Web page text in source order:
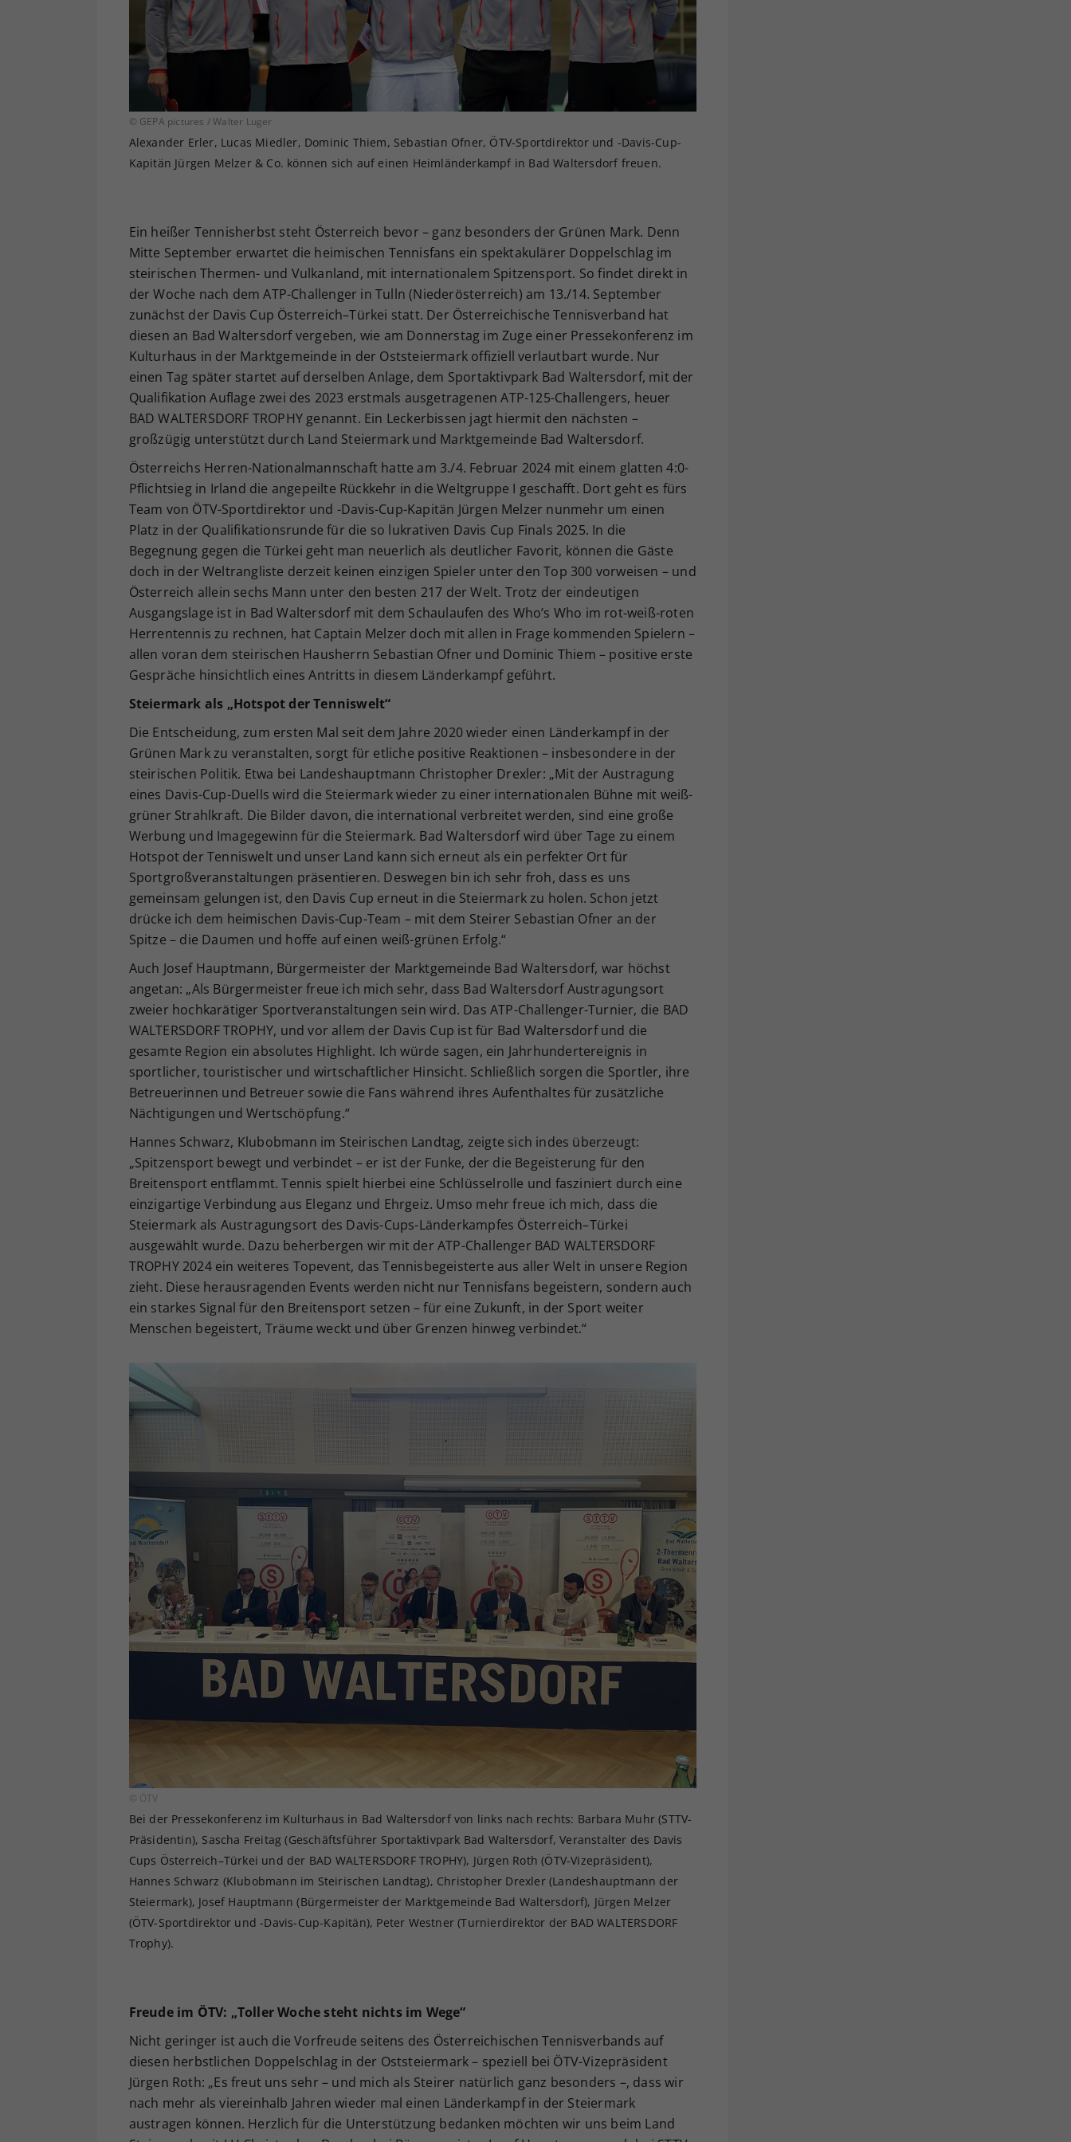
© GEPA pictures / Walter Luger
Alexander Erler, Lucas Miedler, Dominic Thiem, Sebastian Ofner, ÖTV-Sportdirektor und -Davis-Cup-
Kapitän Jürgen Melzer & Co. können sich auf einen Heimländerkampf in Bad Waltersdorf freuen.
Ein heißer Tennisherbst steht Österreich bevor – ganz besonders der Grünen Mark. Denn
Mitte September erwartet die heimischen Tennisfans ein spektakulärer Doppelschlag im
steirischen Thermen- und Vulkanland, mit internationalem Spitzensport. So findet direkt in
der Woche nach dem ATP-Challenger in Tulln (Niederösterreich) am 13./14. September
zunächst der Davis Cup Österreich–Türkei statt. Der Österreichische Tennisverband hat
diesen an Bad Waltersdorf vergeben, wie am Donnerstag im Zuge einer Pressekonferenz im
Kulturhaus in der Marktgemeinde in der Oststeiermark offiziell verlautbart wurde. Nur
einen Tag später startet auf derselben Anlage, dem Sportaktivpark Bad Waltersdorf, mit der
Qualifikation Auflage zwei des 2023 erstmals ausgetragenen ATP-125-Challengers, heuer
BAD WALTERSDORF TROPHY genannt. Ein Leckerbissen jagt hiermit den nächsten –
großzügig unterstützt durch Land Steiermark und Marktgemeinde Bad Waltersdorf.
Österreichs Herren-Nationalmannschaft hatte am 3./4. Februar 2024 mit einem glatten 4:0-
Pflichtsieg in Irland die angepeilte Rückkehr in die Weltgruppe I geschafft. Dort geht es fürs
Team von ÖTV-Sportdirektor und -Davis-Cup-Kapitän Jürgen Melzer nunmehr um einen
Platz in der Qualifikationsrunde für die so lukrativen Davis Cup Finals 2025. In die
Begegnung gegen die Türkei geht man neuerlich als deutlicher Favorit, können die Gäste
doch in der Weltrangliste derzeit keinen einzigen Spieler unter den Top 300 vorweisen – und
Österreich allein sechs Mann unter den besten 217 der Welt. Trotz der eindeutigen
Ausgangslage ist in Bad Waltersdorf mit dem Schaulaufen des Who’s Who im rot-weiß-roten
Herrentennis zu rechnen, hat Captain Melzer doch mit allen in Frage kommenden Spielern –
allen voran dem steirischen Hausherrn Sebastian Ofner und Dominic Thiem – positive erste
Gespräche hinsichtlich eines Antritts in diesem Länderkampf geführt.
Steiermark als „Hotspot der Tenniswelt“
Die Entscheidung, zum ersten Mal seit dem Jahre 2020 wieder einen Länderkampf in der
Grünen Mark zu veranstalten, sorgt für etliche positive Reaktionen – insbesondere in der
steirischen Politik. Etwa bei Landeshauptmann Christopher Drexler: „Mit der Austragung
eines Davis-Cup-Duells wird die Steiermark wieder zu einer internationalen Bühne mit weiß-
grüner Strahlkraft. Die Bilder davon, die international verbreitet werden, sind eine große
Werbung und Imagegewinn für die Steiermark. Bad Waltersdorf wird über Tage zu einem
Hotspot der Tenniswelt und unser Land kann sich erneut als ein perfekter Ort für
Sportgroßveranstaltungen präsentieren. Deswegen bin ich sehr froh, dass es uns
gemeinsam gelungen ist, den Davis Cup erneut in die Steiermark zu holen. Schon jetzt
drücke ich dem heimischen Davis-Cup-Team – mit dem Steirer Sebastian Ofner an der
Spitze – die Daumen und hoffe auf einen weiß-grünen Erfolg.“
Auch Josef Hauptmann, Bürgermeister der Marktgemeinde Bad Waltersdorf, war höchst
angetan: „Als Bürgermeister freue ich mich sehr, dass Bad Waltersdorf Austragungsort
zweier hochkarätiger Sportveranstaltungen sein wird. Das ATP-Challenger-Turnier, die BAD
WALTERSDORF TROPHY, und vor allem der Davis Cup ist für Bad Waltersdorf und die
gesamte Region ein absolutes Highlight. Ich würde sagen, ein Jahrhundertereignis in
sportlicher, touristischer und wirtschaftlicher Hinsicht. Schließlich sorgen die Sportler, ihre
Betreuerinnen und Betreuer sowie die Fans während ihres Aufenthaltes für zusätzliche
Nächtigungen und Wertschöpfung.“
Hannes Schwarz, Klubobmann im Steirischen Landtag, zeigte sich indes überzeugt:
„Spitzensport bewegt und verbindet – er ist der Funke, der die Begeisterung für den
Breitensport entflammt. Tennis spielt hierbei eine Schlüsselrolle und fasziniert durch eine
einzigartige Verbindung aus Eleganz und Ehrgeiz. Umso mehr freue ich mich, dass die
Steiermark als Austragungsort des Davis-Cups-Länderkampfes Österreich–Türkei
ausgewählt wurde. Dazu beherbergen wir mit der ATP-Challenger BAD WALTERSDORF
TROPHY 2024 ein weiteres Topevent, das Tennisbegeisterte aus aller Welt in unsere Region
zieht. Diese herausragenden Events werden nicht nur Tennisfans begeistern, sondern auch
ein starkes Signal für den Breitensport setzen – für eine Zukunft, in der Sport weiter
Menschen begeistert, Träume weckt und über Grenzen hinweg verbindet.“
© ÖTV
Bei der Pressekonferenz im Kulturhaus in Bad Waltersdorf von links nach rechts: Barbara Muhr (STTV-
Präsidentin), Sascha Freitag (Geschäftsführer Sportaktivpark Bad Waltersdorf, Veranstalter des Davis
Cups Österreich–Türkei und der BAD WALTERSDORF TROPHY), Jürgen Roth (ÖTV-Vizepräsident),
Hannes Schwarz (Klubobmann im Steirischen Landtag), Christopher Drexler (Landeshauptmann der
Steiermark), Josef Hauptmann (Bürgermeister der Marktgemeinde Bad Waltersdorf), Jürgen Melzer
(ÖTV-Sportdirektor und -Davis-Cup-Kapitän), Peter Westner (Turnierdirektor der BAD WALTERSDORF
Trophy).
Freude im ÖTV: „Toller Woche steht nichts im Wege“
Nicht geringer ist auch die Vorfreude seitens des Österreichischen Tennisverbands auf
diesen herbstlichen Doppelschlag in der Oststeiermark – speziell bei ÖTV-Vizepräsident
Jürgen Roth: „Es freut uns sehr – und mich als Steirer natürlich ganz besonders –, dass wir
nach mehr als viereinhalb Jahren wieder mal einen Länderkampf in der Steiermark
austragen können. Herzlich für die Unterstützung bedanken möchten wir uns beim Land
Ihrer vorgenommen Einstellungen, falls der
Webseiten-Betreiber dies eingestellt hat.